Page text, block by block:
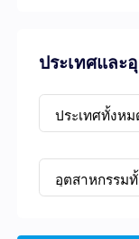
ประเทศและ